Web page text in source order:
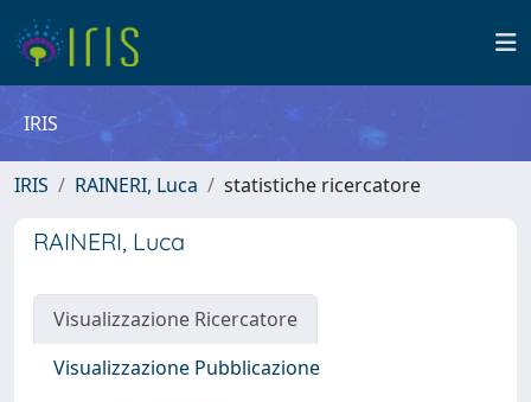
IRIS
IRIS RAINERI, Luca statistiche ricercatore
RAINERI, Luca
Visualizzazione Ricercatore
Visualizzazione Pubblicazione